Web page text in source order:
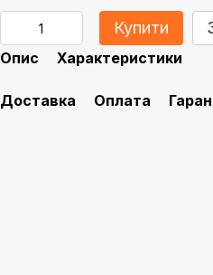
Купити
Опис Характеристики
Доставка Оплата